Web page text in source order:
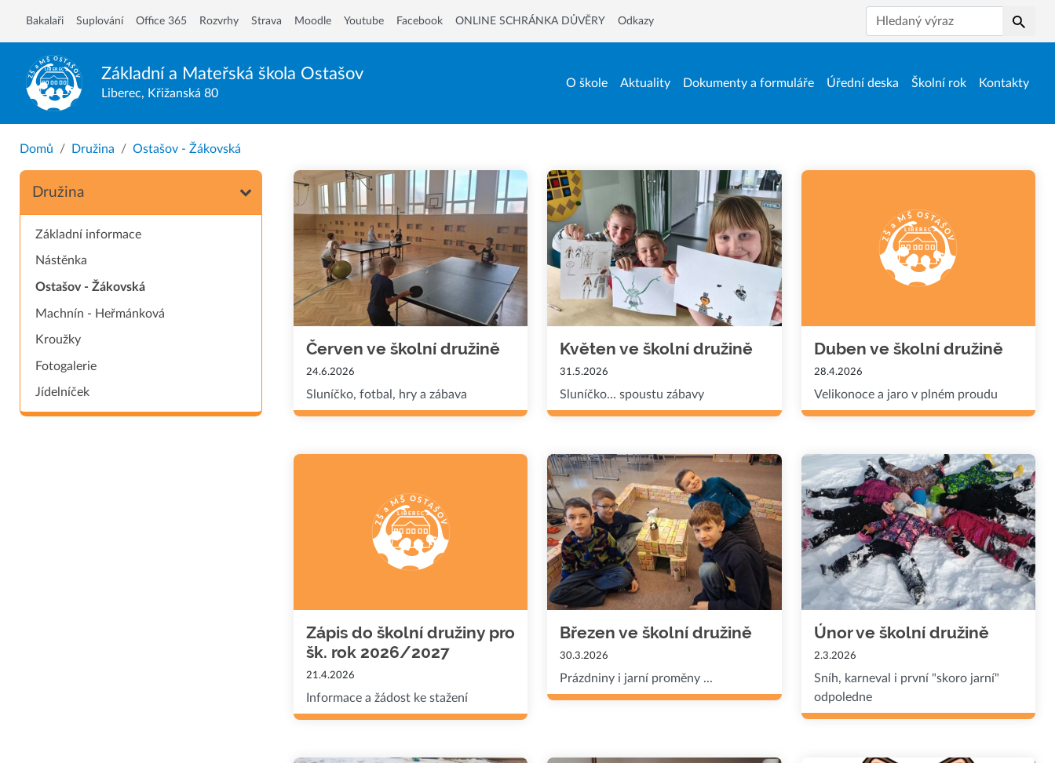
Základní a Mateřská škola Ostašov
Liberec, Křižanská 80
O škole Aktuality Dokumenty a formuláře Úřední deska Školní rok Kontakty
Bakalaři Suplování Office 365 Rozvrhy Strava Moodle Youtube Facebook ONLINE SCHRÁNKA DŮVĚRY Odkazy
Hledat
Domů Družina Ostašov - Žákovská
Družina
Základní informace
Nástěnka
Ostašov - Žákovská
Machnín - Heřmánková
Kroužky
Fotogalerie
Jídelníček
Červen ve školní družině
24.6.2026
Sluníčko, fotbal, hry a zábava
Květen ve školní družině
31.5.2026
Sluníčko... spoustu zábavy
Duben ve školní družině
28.4.2026
Velikonoce a jaro v plném proudu
Zápis do školní družiny pro
šk. rok 2026/2027
21.4.2026
Informace a žádost ke stažení
Březen ve školní družině
30.3.2026
Prázdniny i jarní proměny ...
Únor ve školní družině
2.3.2026
Sníh, karneval i první "skoro jarní"
odpoledne